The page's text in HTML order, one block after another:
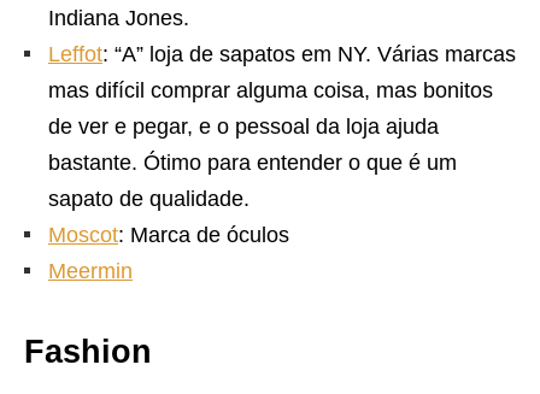
Indiana Jones.
Leffot: “A” loja de sapatos em NY. Várias marcas
mas difícil comprar alguma coisa, mas bonitos
de ver e pegar, e o pessoal da loja ajuda
bastante. Ótimo para entender o que é um
sapato de qualidade.
Moscot: Marca de óculos
Meermin
Fashion